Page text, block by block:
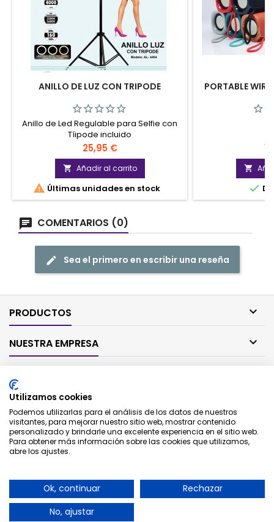
ANILLO DE LUZ CON TRIPODE
Anillo de Led Regulable para Selfie con
Tíipode incluido
Precio
25,95 €
 Añadir al carrito
 Últimas unidades en stock
PORTABLE


COMENTARIOS (0)
Sea el primero en escribir una reseña
PRODUCTOS 
NUESTRA EMPRESA 
CONTACTO
BOLETÍN
Utilizamos cookies
Podemos utilizarlas para el análisis de los datos de nuestros
visitantes, para mejorar nuestro sitio web, mostrar contenido
personalizado y brindarle una excelente experiencia en el sitio web.
Para obtener más información sobre las cookies que utilizamos,
abre los ajustes.
Ok, continuar
Rechazar
No, ajustar